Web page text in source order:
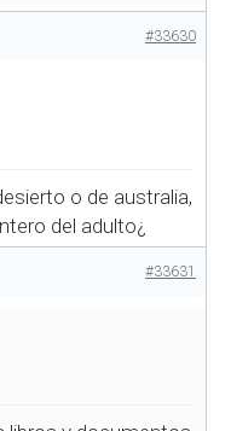
#33630
o de australia,
del adulto¿
#33631